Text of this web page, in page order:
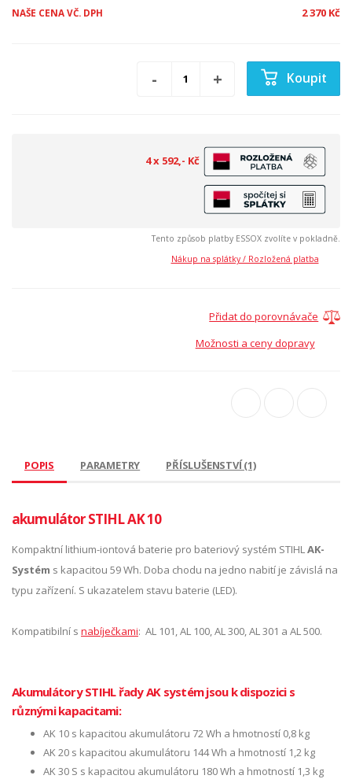
NAŠE CENA VČ. DPH 2 370 Kč
Koupit
4 x 592,- Kč
Tento způsob platby ESSOX zvolíte v pokladně.
Nákup na splátky / Rozložená platba
Přidat do porovnávače
Možnosti a ceny dopravy
POPIS PARAMETRY PŘÍSLUŠENSTVÍ (1)
akumulátor STIHL AK 10
Kompaktní lithium-iontová baterie pro bateriový systém STIHLAK-
Systém s kapacitou 59 Wh. Doba chodu na jedno nabití je závislá na
typu zařízení. S ukazatelem stavu baterie (LED).
Kompatibilní s nabíječkami: AL 101, AL 100, AL 300, AL 301 a AL 500.
Akumulátory STIHL řady AK systém jsou k dispozici s
různými kapacitami:
AK 10 s kapacitou akumulátoru 72 Wh a hmotností 0,8 kg
AK 20 s kapacitou akumulátoru 144 Wh a hmotností 1,2 kg
AK 30 S s kapacitou akumulátoru 180 Wh a hmotností 1,3 kg